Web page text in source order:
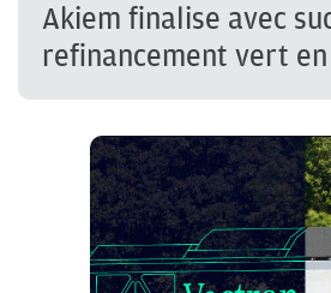
Akiem finalise avec
refinancement vert